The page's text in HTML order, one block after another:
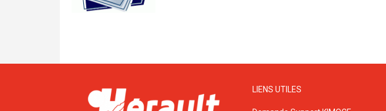
LIENS UTILES